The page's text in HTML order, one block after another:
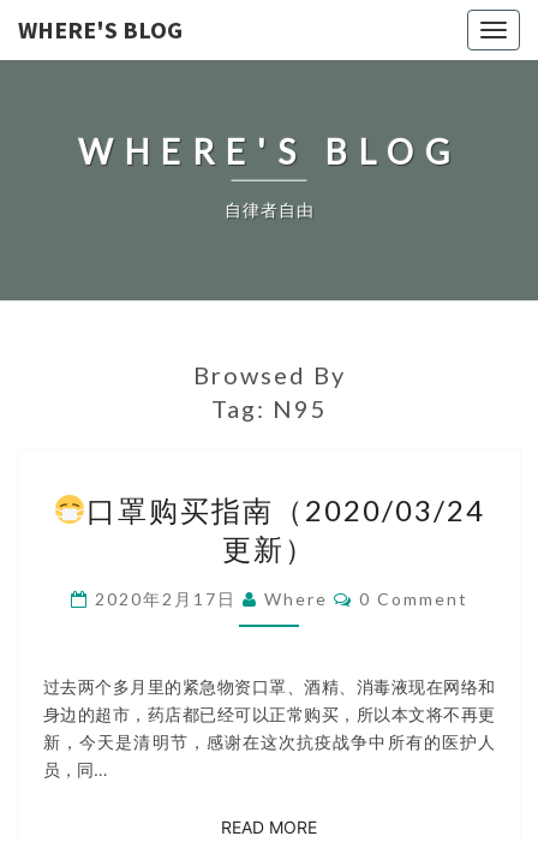
WHERE'S BLOG
WHERE'S BLOG
自律者自由
Browsed By
Tag: N95
口
罩
购
买
更
新）
口罩购买指南（2020/03/24
更新）
2020年2月17日 Where Comments
0 Comment
过去两个多月里的紧急物资口罩、酒精、消毒液现在网络和
身边的超市，药店都已经可以正常购买，所以本文将不再更
新，今天是清明节，感谢在这次抗疫战争中所有的医护人
员，同…
READ MOREREAD MORE